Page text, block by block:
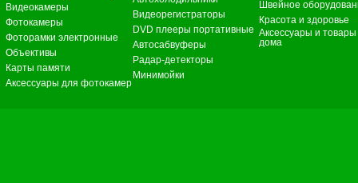
Видеокамеры
Фотокамеры
Фоторамки электронные
Объективы
Карты памяти
Аксессуары для фотокамер
Видеорегистраторы
DVD плееры портативные
Автосабвуферы
Радар-детекторы
Минимойки
Швейное
Красота и здоровье
Аксессуары и
дома